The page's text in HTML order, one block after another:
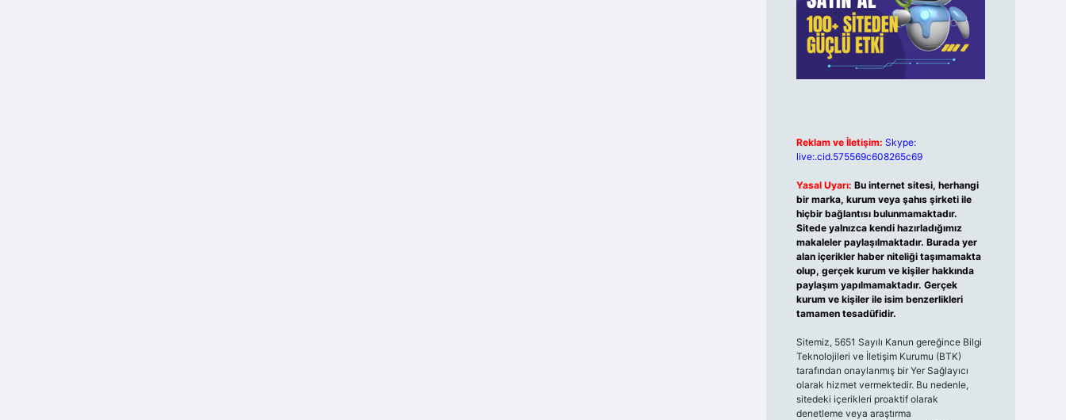
Reklam ve İletişim: Skype:
live:.cid.575569c608265c69
Yasal Uyarı: Bu internet sitesi, herhangi
bir marka, kurum veya şahıs şirketi ile
hiçbir bağlantısı bulunmamaktadır.
Sitede yalnızca kendi hazırladığımız
makaleler paylaşılmaktadır. Burada yer
alan içerikler haber niteliği taşımamakta
olup, gerçek kurum ve kişiler hakkında
paylaşım yapılmamaktadır. Gerçek
kurum ve kişiler ile isim benzerlikleri
tamamen tesadüfidir.
Sitemiz, 5651 Sayılı Kanun gereğince Bilgi
Teknolojileri ve İletişim Kurumu (BTK)
tarafından onaylanmış bir Yer Sağlayıcı
olarak hizmet vermektedir. Bu nedenle,
sitedeki içerikleri proaktif olarak
denetleme veya araştırma